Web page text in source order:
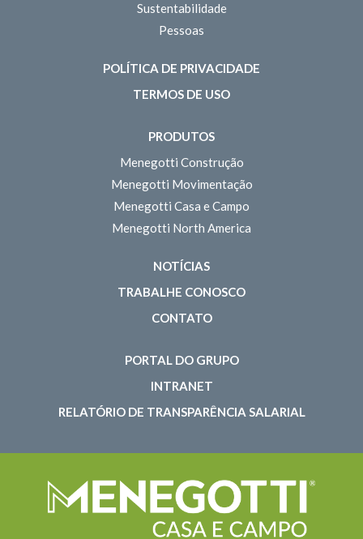
Sustentabilidade
Pessoas
POLÍTICA DE PRIVACIDADE
TERMOS DE USO
PRODUTOS
Menegotti Construção
Menegotti Movimentação
Menegotti Casa e Campo
Menegotti North America
NOTÍCIAS
TRABALHE CONOSCO
CONTATO
PORTAL DO GRUPO
INTRANET
RELATÓRIO DE TRANSPARÊNCIA SALARIAL